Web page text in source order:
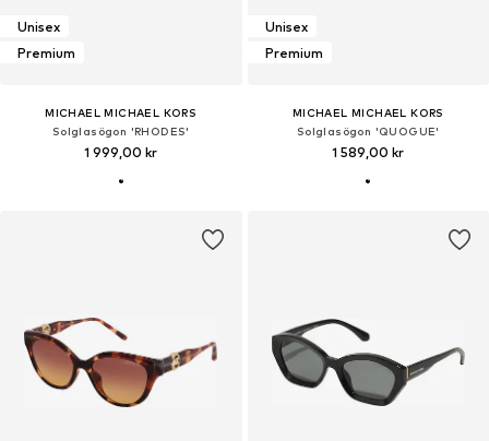
Unisex
Premium
MICHAEL MICHAEL KORS
Solglasögon 'RHODES'
1 999,00 kr
Unisex
Premium
MICHAEL MICHAEL KORS
Solglasögon 'QUOGUE'
1 589,00 kr